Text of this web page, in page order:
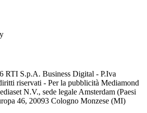
RTI S.p.A. Business Digital - P.Iva
riservati - Per la pubblicità Mediamond
N.V., sede legale Amsterdam (Paesi
46, 20093 Cologno Monzese (MI)